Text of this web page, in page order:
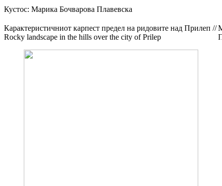
Кустос: Марика Бочварова Плавевска
Карактеристичниот карпест предел на ридовите над Прилеп //
Rocky landscape in the hills over the city of Prilep